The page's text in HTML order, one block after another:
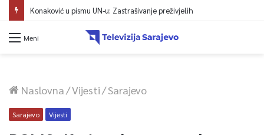
Konaković u pismu UN-u: Zastrašivanje preživjelih
Meni
Naslovna/Vijesti/Sarajevo
Sarajevo Vijesti